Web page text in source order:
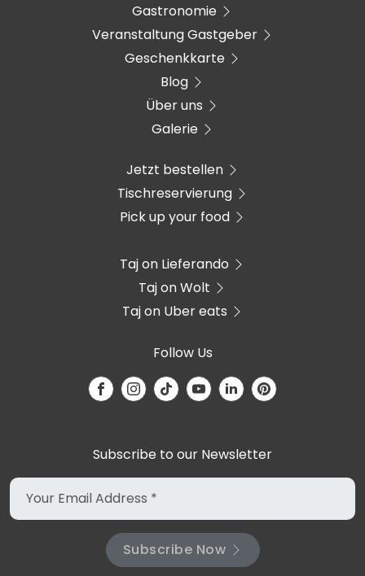
Gastronomie
Veranstaltung Gastgeber
Geschenkkarte
Blog
Über uns
Galerie
Jetzt bestellen
Tischreservierung
Pick up your food
Taj on Lieferando
Taj on Wolt
Taj on Uber eats
Follow Us
Subscribe to our Newsletter
Subscribe Now